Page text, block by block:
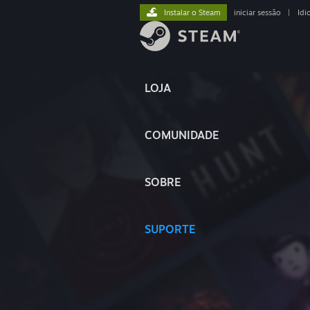
LOJA
COMUNIDADE
SOBRE
SUPORTE
Instalar o Steam iniciar sessão